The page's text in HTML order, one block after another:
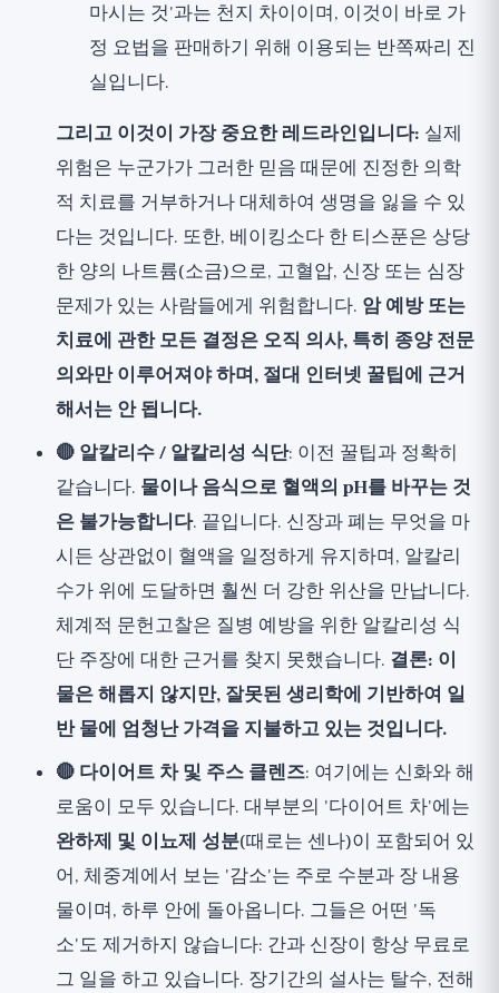
마시는 것'과는 천지 차이이며, 이것이 바로 가
정 요법을 판매하기 위해 이용되는 반쪽짜리 진
실입니다.
그리고 이것이 가장 중요한 레드라인입니다: 실제
위험은 누군가가 그러한 믿음 때문에 진정한 의학
적 치료를 거부하거나 대체하여 생명을 잃을 수 있
다는 것입니다. 또한, 베이킹소다 한 티스푼은 상당
한 양의 나트륨(소금)으로, 고혈압, 신장 또는 심장
문제가 있는 사람들에게 위험합니다. 암 예방 또는
치료에 관한 모든 결정은 오직 의사, 특히 종양 전문
의와만 이루어져야 하며, 절대 인터넷 꿀팁에 근거
해서는 안 됩니다.
🔴 알칼리수 / 알칼리성 식단: 이전 꿀팁과 정확히
같습니다. 물이나 음식으로 혈액의 pH를 바꾸는 것
은 불가능합니다. 끝입니다. 신장과 폐는 무엇을 마
시든 상관없이 혈액을 일정하게 유지하며, 알칼리
수가 위에 도달하면 훨씬 더 강한 위산을 만납니다.
체계적 문헌고찰은 질병 예방을 위한 알칼리성 식
단 주장에 대한 근거를 찾지 못했습니다. 결론: 이
물은 해롭지 않지만, 잘못된 생리학에 기반하여 일
반 물에 엄청난 가격을 지불하고 있는 것입니다.
🔴 다이어트 차 및 주스 클렌즈: 여기에는 신화와 해
로움이 모두 있습니다. 대부분의 '다이어트 차'에는
완하제 및 이뇨제 성분(때로는 센나)이 포함되어 있
어, 체중계에서 보는 '감소'는 주로 수분과 장 내용
물이며, 하루 안에 돌아옵니다. 그들은 어떤 '독
소'도 제거하지 않습니다: 간과 신장이 항상 무료로
그 일을 하고 있습니다. 장기간의 설사는 탈수, 전해